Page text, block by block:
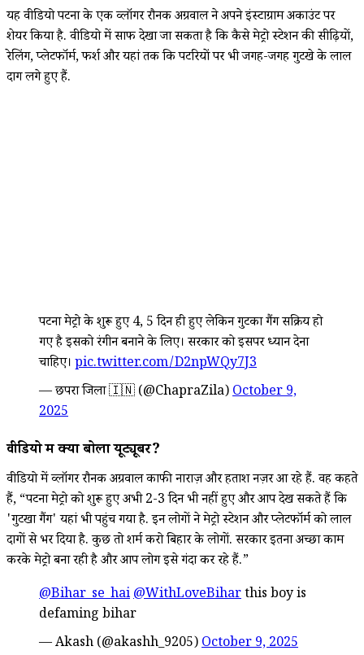
यह वीडियो पटना के एक व्लॉगर रौनक अग्रवाल ने अपने इंस्टाग्राम अकाउंट पर
शेयर किया है. वीडियो में साफ देखा जा सकता है कि कैसे मेट्रो स्टेशन की सीढ़ियों,
रेलिंग, प्लेटफॉर्म, फर्श और यहां तक कि पटरियों पर भी जगह-जगह गुटखे के लाल
दाग लगे हुए हैं.
पटना मेट्रो के शुरू हुए 4, 5 दिन ही हुए लेकिन गुटका गैंग सक्रिय हो
गए है इसको रंगीन बनाने के लिए। सरकार को इसपर ध्यान देना
चाहिए। pic.twitter.com/D2npWQy7J3
— छपरा जिला 🇮🇳 (@ChapraZila)October 9,
2025
वीडियो में क्या बोला यूट्यूबर?
वीडियो में व्लॉगर रौनक अग्रवाल काफी नाराज़ और हताश नज़र आ रहे हैं. वह कहते
हैं, “पटना मेट्रो को शुरू हुए अभी 2-3 दिन भी नहीं हुए और आप देख सकते हैं कि
'गुटखा गैंग' यहां भी पहुंच गया है. इन लोगों ने मेट्रो स्टेशन और प्लेटफॉर्म को लाल
दागों से भर दिया है. कुछ तो शर्म करो बिहार के लोगों. सरकार इतना अच्छा काम
करके मेट्रो बना रही है और आप लोग इसे गंदा कर रहे हैं.”
@Bihar_se_hai@WithLoveBiharthis boy is
defaming bihar
— Akash (@akashh_9205)October 9, 2025